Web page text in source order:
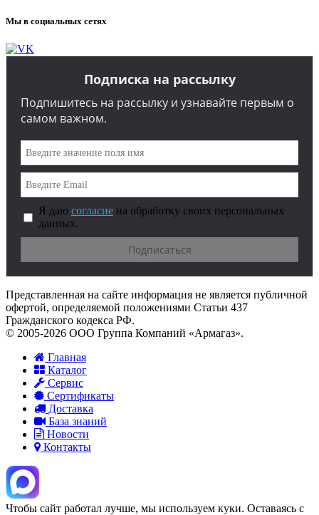
Мы в социальных сетях
Подписка на рассылку
Подпишитесь на рассылку и узнавайте первым о
самом важном.
Я даю согласие на обработку своих персональных
данных.
Представленная на сайте информация не является публичной
офертой, определяемой положениями Статьи 437
Гражданского кодекса РФ.
© 2005-2026 ООО Группа Компаний «Армагаз».
Главная
Каталог
Сервис
Сертификаты
Доставка
База знаний
Новости
Контакты
Чтобы сайт работал лучше, мы используем куки. Оставаясь с